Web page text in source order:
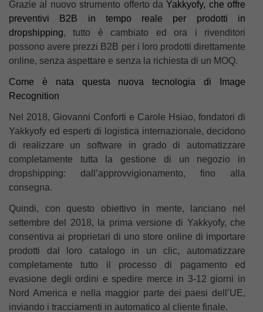
Grazie al nuovo strumento offerto daYakkyofy, che offre
preventivi B2B in tempo reale per prodotti in
dropshipping, tutto è cambiato ed ora i rivenditori
possono avere prezzi B2B per i loro prodotti direttamente
online, senza aspettare e senza la richiesta di un MOQ.
Come è nata questa nuova tecnologia di Image
Recognition
Nel 2018, Giovanni Conforti e Carole Hsiao, fondatori di
Yakkyofy ed esperti di logistica internazionale, decidono
di realizzare un software in grado di automatizzare
completamente tutta la gestione di un negozio in
dropshipping: dall’approvvigionamento, fino alla
consegna.
Quindi, con questo obiettivo in mente, lanciano nel
settembre del 2018, la prima versione di Yakkyofy, che
consentiva ai proprietari di uno store online di importare
prodotti dal loro catalogo in un clic, automatizzare
completamente tutto il processo di pagamento ed
evasione degli ordini e spedire merce in 3-12 giorni in
Nord America e nella maggior parte dei paesi dell’UE,
inviando i tracciamenti in automatico al cliente finale.